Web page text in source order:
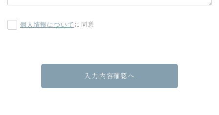
個人情報について に同意
入力内容確認へ